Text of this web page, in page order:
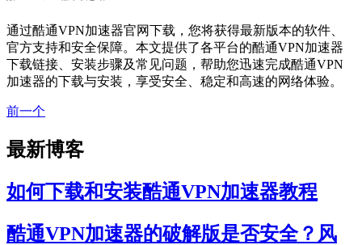
通过酷通VPN加速器官网下载，您将获得最新版本的软件、
官方支持和安全保障。本文提供了各平台的酷通VPN加速器
下载链接、安装步骤及常见问题，帮助您迅速完成酷通VPN
加速器的下载与安装，享受安全、稳定和高速的网络体验。
前一个
最新博客
如何下载和安装酷通VPN加速器教程
酷通VPN加速器的破解版是否安全？风